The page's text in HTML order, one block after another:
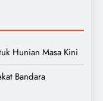
Hunian Masa Kini
Bandara